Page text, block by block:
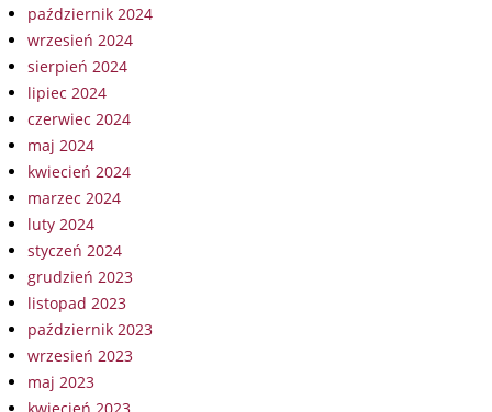
październik 2024
wrzesień 2024
sierpień 2024
lipiec 2024
czerwiec 2024
maj 2024
kwiecień 2024
marzec 2024
luty 2024
styczeń 2024
grudzień 2023
listopad 2023
październik 2023
wrzesień 2023
maj 2023